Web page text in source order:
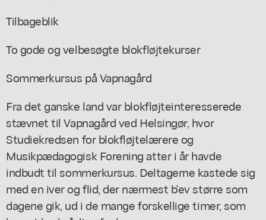
Tilbageblik
To gode og velbesøgte blokfløjtekurser
Sommerkursus på Vapnagård
Fra det ganske land var blokfløjteinteresserede
stævnet til Vapnagård ved Helsingør, hvor
Studiekredsen for blokfløjtelærere og
Musikpædagogisk Forening atter i år havde
indbudt til sommerkursus. Deltagerne kastede sig
med en iver og flid, der nærmest b'ev større som
dagene gik, ud i de mange forskellige timer, som